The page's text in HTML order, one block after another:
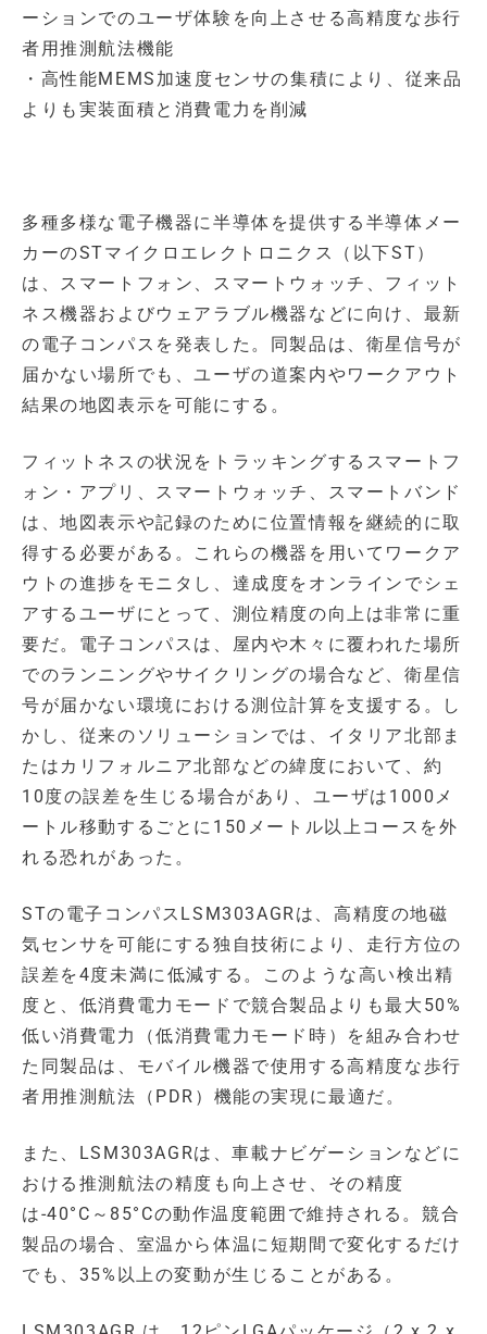
ーションでのユーザ体験を向上させる高精度な歩行
者用推測航法機能
・高性能MEMS加速度センサの集積により、従来品
よりも実装面積と消費電力を削減
多種多様な電子機器に半導体を提供する半導体メー
カーのSTマイクロエレクトロニクス（以下ST）
は、スマートフォン、スマートウォッチ、フィット
ネス機器およびウェアラブル機器などに向け、最新
の電子コンパスを発表した。同製品は、衛星信号が
届かない場所でも、ユーザの道案内やワークアウト
結果の地図表示を可能にする。
フィットネスの状況をトラッキングするスマートフ
ォン・アプリ、スマートウォッチ、スマートバンド
は、地図表示や記録のために位置情報を継続的に取
得する必要がある。これらの機器を用いてワークア
ウトの進捗をモニタし、達成度をオンラインでシェ
アするユーザにとって、測位精度の向上は非常に重
要だ。電子コンパスは、屋内や木々に覆われた場所
でのランニングやサイクリングの場合など、衛星信
号が届かない環境における測位計算を支援する。し
かし、従来のソリューションでは、イタリア北部ま
たはカリフォルニア北部などの緯度において、約
10度の誤差を生じる場合があり、ユーザは1000メ
ートル移動するごとに150メートル以上コースを外
れる恐れがあった。
STの電子コンパスLSM303AGRは、高精度の地磁
気センサを可能にする独自技術により、走行方位の
誤差を4度未満に低減する。このような高い検出精
度と、低消費電力モードで競合製品よりも最大50%
低い消費電力（低消費電力モード時）を組み合わせ
た同製品は、モバイル機器で使用する高精度な歩行
者用推測航法（PDR）機能の実現に最適だ。
また、LSM303AGRは、車載ナビゲーションなどに
おける推測航法の精度も向上させ、その精度
は-40°C～85°Cの動作温度範囲で維持される。競合
製品の場合、室温から体温に短期間で変化するだけ
でも、35%以上の変動が生じることがある。